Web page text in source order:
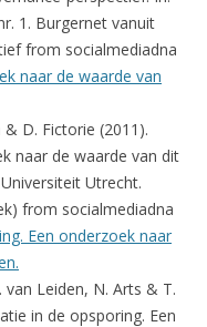
1. Burgernet vanuit
from socialmediadna
naar de waarde van
& D. Fictorie (2011).
naar de waarde van dit
Utrecht.
from socialmediadna
Een onderzoek naar
van Leiden, N. Arts & T.
in de opsporing. Een